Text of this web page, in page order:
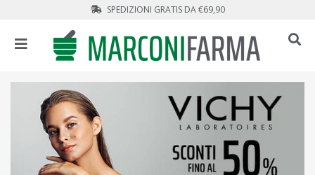
SPEDIZIONI GRATIS DA €69,90